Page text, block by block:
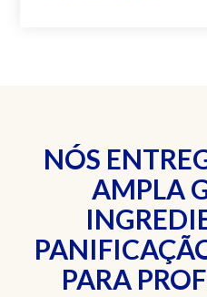
NÓS
AMPLA
PARA